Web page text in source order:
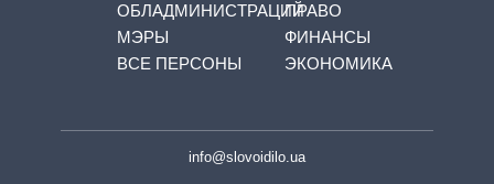
ОБЛАДМИНИСТРАЦИЙ
МЭРЫ
ВСЕ ПЕРСОНЫ
ПРАВО
ФИНАНСЫ
ЭКОНОМИКА
info@slovoidilo.ua